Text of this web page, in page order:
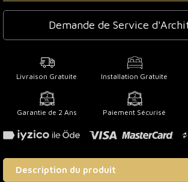
Demande de Service
Livraison Gratuite Installation Gratuite
Garantie de 2 Ans Paiement Sécurisé
Description du produit